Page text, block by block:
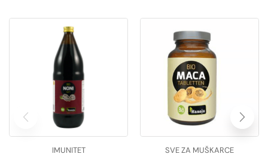
IMUNITET SVE ZA MUŠKARCE